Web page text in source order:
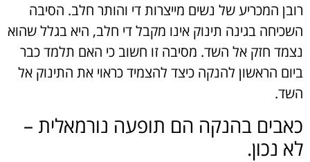
רובן המכריע של נשים מייצרות די והותר חלב. הסיבה
השכיחה בגינה תינוק אינו מקבל די חלב, היא בגלל שהוא
נצמד חזק אל השד. מסיבה זו חשוב כי האם תלמד כבר
ביום הראשון להנקה כיצד להצמיד כראוי את התינוק אל
השד.
כאבים בהנקה הם תופעה נורמאלית –
לא נכון.